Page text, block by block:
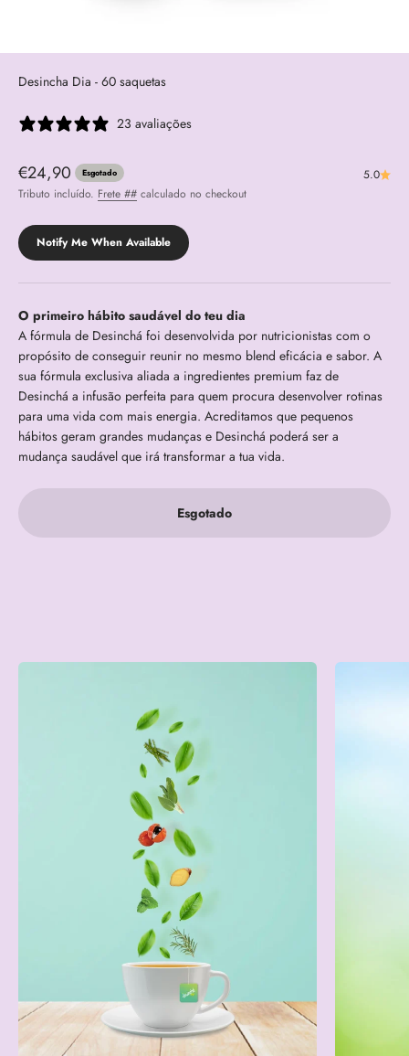
Desincha Dia - 60 saquetas
23 avaliações
Preço promocional
€24,90 Esgotado
5.0
Tributo incluído. Frete ## calculado no checkout
Notify Me When Available
O primeiro hábito saudável do teu dia
A fórmula de Desinchá foi desenvolvida por nutricionistas com o
propósito de conseguir reunir no mesmo blend eficácia e sabor. A
sua fórmula exclusiva aliada a ingredientes premium faz de
Desinchá a infusão perfeita para quem procura desenvolver rotinas
para uma vida com mais energia. Acreditamos que pequenos
hábitos geram grandes mudanças e Desinchá poderá ser a
mudança saudável que irá transformar a tua vida.
Esgotado